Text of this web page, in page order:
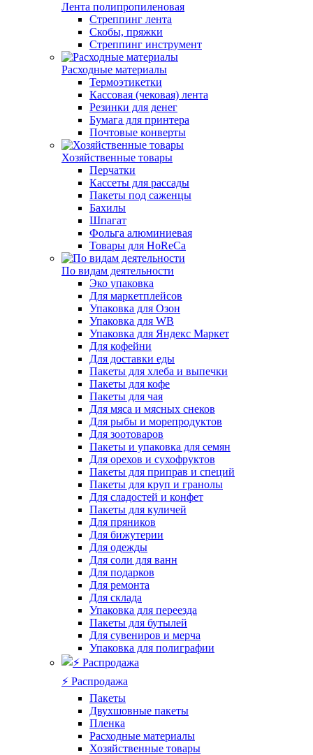
Лента полипропиленовая
Стреппинг лента
Скобы, пряжки
Стреппинг инструмент
Расходные материалы
Термоэтикетки
Кассовая (чековая) лента
Резинки для денег
Бумага для принтера
Почтовые конверты
Хозяйственные товары
Перчатки
Кассеты для рассады
Пакеты под саженцы
Бахилы
Шпагат
Фольга алюминиевая
Товары для HoReCa
По видам деятельности
Эко упаковка
Для маркетплейсов
Упаковка для Озон
Упаковка для WB
Упаковка для Яндекс Маркет
Для кофейни
Для доставки еды
Пакеты для хлеба и выпечки
Пакеты для кофе
Пакеты для чая
Для мяса и мясных снеков
Для рыбы и морепродуктов
Для зоотоваров
Пакеты и упаковка для семян
Для орехов и сухофруктов
Пакеты для приправ и специй
Пакеты для круп и гранолы
Для сладостей и конфет
Пакеты для куличей
Для пряников
Для бижутерии
Для одежды
Для соли для ванн
Для подарков
Для ремонта
Для склада
Упаковка для переезда
Пакеты для бутылей
Для сувениров и мерча
Упаковка для полиграфии
⚡️ Распродажа
Пакеты
Двухшовные пакеты
Пленка
Расходные материалы
Хозяйственные товары